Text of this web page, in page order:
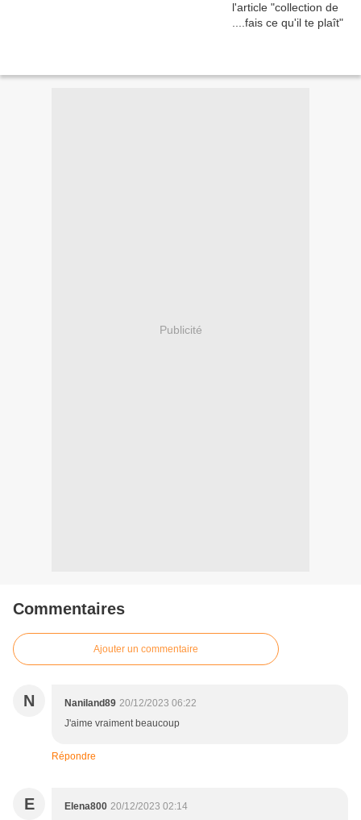
Publicité
Commentaires
Ajouter un commentaire
N Naniland89 20/12/2023 06:22
J'aime vraiment beaucoup
Répondre
E Elena800 20/12/2023 02:14